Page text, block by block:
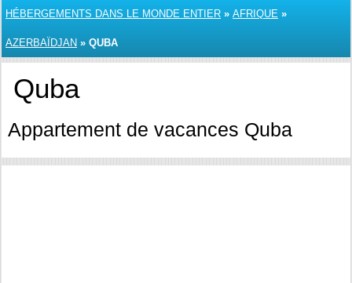
HÉBERGEMENTS DANS LE MONDE ENTIER » AFRIQUE »
AZERBAÏDJAN » QUBA
Quba
Appartement de vacances Quba